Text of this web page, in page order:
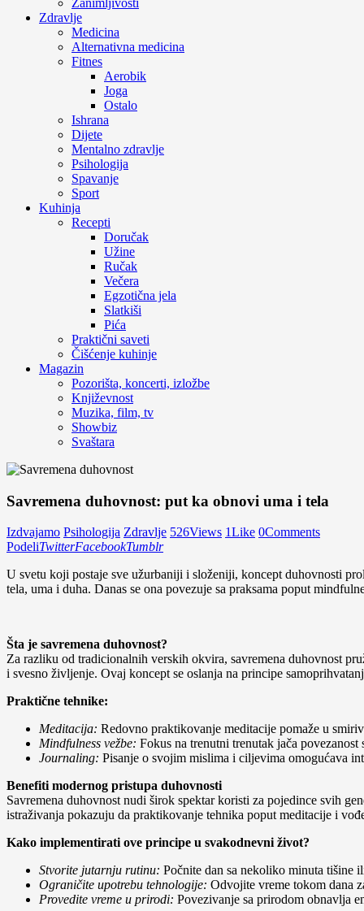
Zanimljivosti
Zdravlje
Medicina
Alternativna medicina
Fitnes
Aerobik
Joga
Ostalo
Ishrana
Dijete
Mentalno zdravlje
Psihologija
Spavanje
Sport
Kuhinja
Recepti
Doručak
Užine
Ručak
Večera
Egzotična jela
Slatkiši
Pića
Praktični saveti
Čišćenje kuhinje
Magazin
Pozorišta, koncerti, izložbe
Književnost
Muzika, film, tv
Showbiz
Svaštara
Savremena duhovnost: put ka obnovi uma i tela
Izdvajamo Psihologija Zdravlje 526Views 1Like 0Comments
PodeliTwitterFacebookTumblr
U svetu koji postaje sve užurbaniji i složeniji, koncept duhovnosti
tela, uma i duha. Danas se ona povezuje sa praksama poput
Šta je savremena duhovnost?
Za razliku od tradicionalnih verskih okvira, savremena duhovnost
i svesno življenje. Ovaj koncept se oslanja na principe
Praktične tehnike:
Meditacija: Redovno praktikovanje meditacije pomaže u
Mindfulness vežbe: Fokus na trenutni trenutak jača
Journaling: Pisanje o svojim mislima i ciljevima omogućava
Benefiti modernog pristupa duhovnosti
Savremena duhovnost nudi širok spektar koristi za pojedince svih
istraživanja pokazuju da praktikovanje tehnika poput meditacije i
Kako implementirati ove principe u svakodnevni život?
Stvorite jutarnju rutinu: Počnite dan sa nekoliko minuta tišine
Ograničite upotrebu tehnologije: Odvojite vreme tokom dana
Provedite vreme u prirodi: Povezivanje sa prirodom obnavlja